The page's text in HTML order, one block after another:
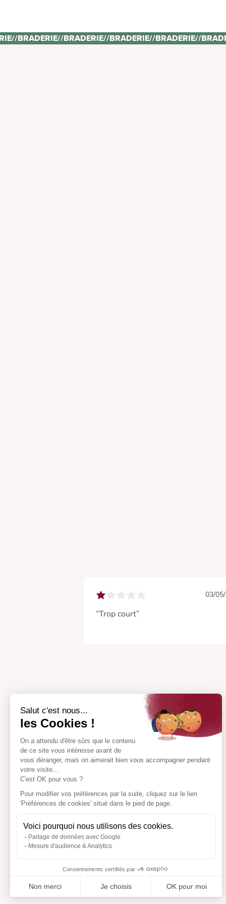
Salut c'est nous...
les Cookies !
On a attendu d'être sûrs que le contenu
de ce site vous intéresse avant de
vous déranger, mais on aimerait bien vous accompagner pendant
votre visite...
C'est OK pour vous ?
Pour modifier vos préférences par la suite, cliquez sur le lien
'Préférences de cookies' situé dans le pied de page.
Voici pourquoi nous utilisons des cookies.
Partage de données avec Google
Mesure d'audience & Analytics
Consentements certifiés par
Non merci Je choisis OK pour moi
//BRADERIE//BRADERIE//BRADERIE//BRADERIE//
03/
“Trop court”